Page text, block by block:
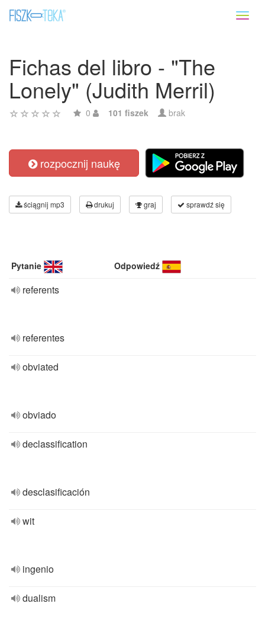
Fichas del libro - "The
Lonely" (Judith Merril)
0 101 fiszek brak
rozpocznij naukę
ściągnij mp3 drukuj graj sprawdź się
Pytanie Odpowiedź
referents
referentes
obviated
obviado
declassification
desclasificación
wit
ingenio
dualism